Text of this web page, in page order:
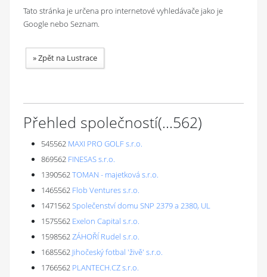
Tato stránka je určena pro internetové vyhledávače jako je
Google nebo Seznam.
»Zpět na Lustrace
Přehled společností(...562)
545562 MAXI PRO GOLF s.r.o.
869562 FINESAS s.r.o.
1390562TOMAN - majetková s.r.o.
1465562 Flob Ventures s.r.o.
1471562Společenství domu SNP 2379 a 2380, UL
1575562 Exelon Capital s.r.o.
1598562ZÁHOŘÍ Rudel s.r.o.
1685562 Jihočeský fotbal 'živě' s.r.o.
1766562 PLANTECH.CZ s.r.o.